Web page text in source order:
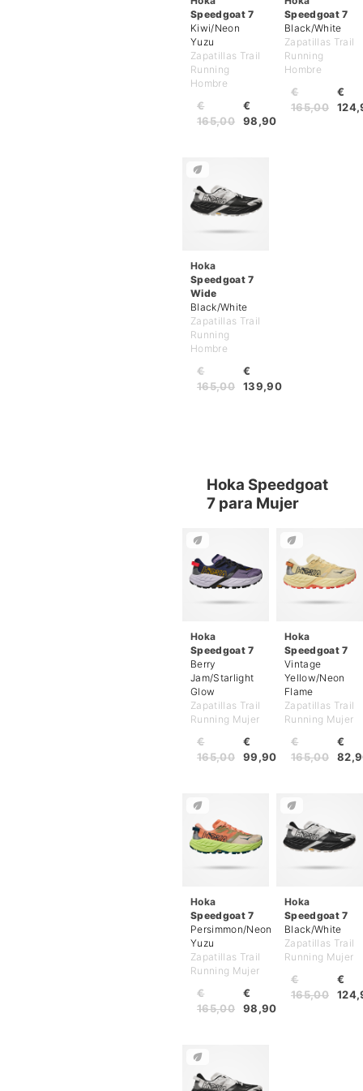
Speedgoat 7
Kiwi/Neon
Yuzu
Zapatillas Trail
Running
Hombre
€
98,90
€
165,00
Speedgoat 7
Black/White
Zapatillas Trail
Running
Hombre
€
€
165,00
Hoka
Speedgoat 7
Wide
Black/White
Zapatillas Trail
Running
Hombre
€
139,90
€
165,00
Hoka Speedgoat
7 para Mujer
Hoka
Speedgoat 7
Berry
Jam/Starlight
Glow
Zapatillas Trail
Running Mujer
€
99,90
€
165,00
Hoka
Speedgoat 7
Vintage
Yellow/Neon
Flame
Zapatillas Trail
Running Mujer
€
€
165,00
Hoka
Speedgoat 7
Persimmon/Neon
Yuzu
Zapatillas Trail
Running Mujer
€
98,90
€
165,00
Hoka
Speedgoat 7
Black/White
Zapatillas Trail
Running Mujer
€
€
165,00